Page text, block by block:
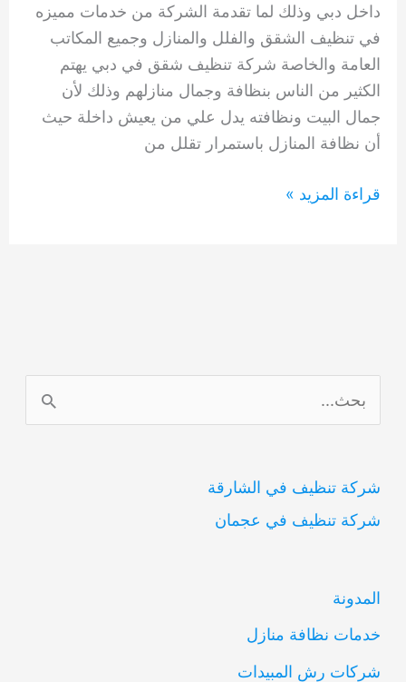
داخل دبي وذلك لما تقدمة الشركة من خدمات مميزه
في تنظيف الشقق والفلل والمنازل وجميع المكاتب
العامة والخاصة شركة تنظيف شقق في دبي يهتم
الكثير من الناس بنظافة وجمال منازلهم وذلك لأن
جمال البيت ونظافته يدل علي من يعيش داخلة حيث
أن نظافة المنازل باستمرار تقلل من
شركة
قراءة المزيد »
ل
ح
ث
شركة تنظيف في الشارقة
شركة تنظيف في عجمان
المدونة
خدمات نظافة منازل
شركات رش المبيدات